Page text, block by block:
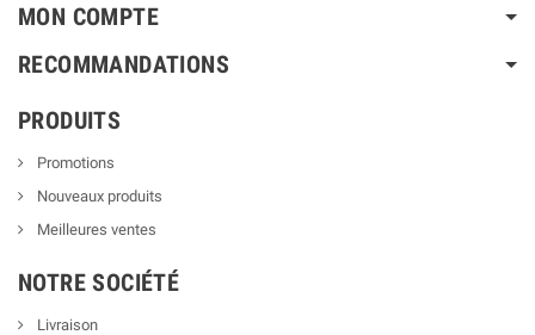
MON COMPTE
RECOMMANDATIONS
PRODUITS
Promotions
Nouveaux produits
Meilleures ventes
NOTRE SOCIÉTÉ
Livraison